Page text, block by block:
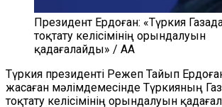
Президент Ердоған: «Түркия
тоқтату келісімінің орындалуын
қадағалайды» / AA
Түркия президенті Режеп Тайып
жасаған мәлімдемесінде Түркияның
тоқтату келісімінің орындалуын